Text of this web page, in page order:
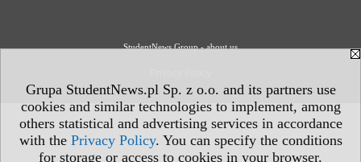
Grupa StudentNews.pl Sp. z o.o. and its partners use
cookies and similar technologies to implement, among
others statistical and advertising services in accordance
with the Privacy Policy. You can specify the conditions
for storage or access to cookies in your browser.
StudentNews Group - about us